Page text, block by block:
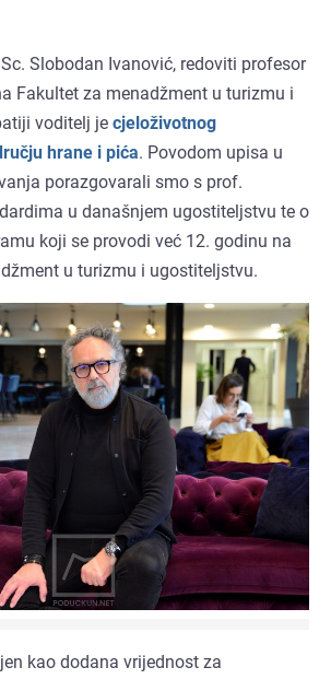
Slobodan Ivanović, redoviti profesor
Fakultet za menadžment u turizmu i
voditelj je cjeloživotnog
hrane i pića. Povodom upisa u
porazgovarali smo s prof.
u današnjem ugostiteljstvu te o
koji se provodi već 12. godinu na
u turizmu i ugostiteljstvu.
kao dodana vrijednost za